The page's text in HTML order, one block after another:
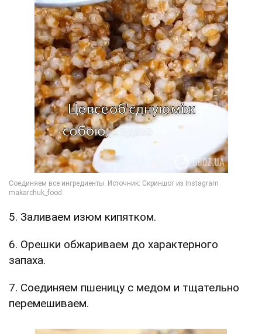
5. Заливаем изюм кипятком.
6. Орешки обжариваем до характерного
запаха.
7. Соединяем пшеницу с медом и тщательно
перемешиваем.